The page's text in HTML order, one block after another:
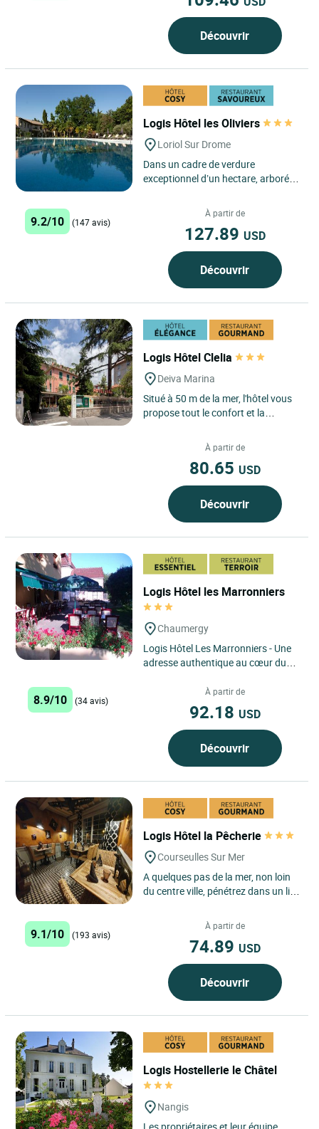
Découvrir
Logis Hôtel les Oliviers
Loriol Sur Drome
Dans un cadre de verdure
exceptionnel d’un hectare, arboré
et de tilleuls, nous...
9.2/10 (147 avis)
À partir de
127.89 USD
Découvrir
Logis Hôtel Clelia
Deiva Marina
Situé à 50 m de la mer, l'hôtel vous
propose tout le confort et la
piscine chauffée...À partir de
80.65 USD
Découvrir
Logis Hôtel les Marronniers
Chaumergy
Logis Hôtel Les Marronniers - Une
adresse authentique au cœur du
simplicité et convivialité. ...
8.9/10 (34 avis)
À partir de
92.18 USD
Découvrir
Logis Hôtel la Pêcherie
Courseulles Sur Mer
A quelques pas de la mer, non loin
du centre ville, pénétrez dans un lieu
avec confort...
9.1/10 (193 avis)
À partir de
74.89 USD
Découvrir
Logis Hostellerie le Châtel
Nangis
Les propriétaires et leur équipe